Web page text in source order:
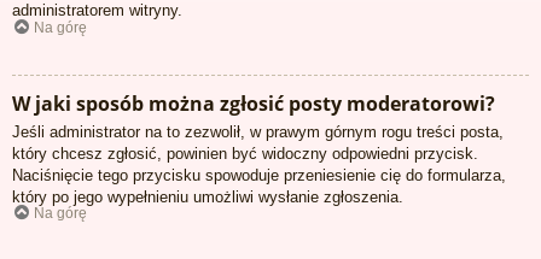
administratorem witryny.
Na górę
W jaki sposób można zgłosić posty moderatorowi?
Jeśli administrator na to zezwolił, w prawym górnym rogu treści posta,
który chcesz zgłosić, powinien być widoczny odpowiedni przycisk.
Naciśnięcie tego przycisku spowoduje przeniesienie cię do formularza,
który po jego wypełnieniu umożliwi wysłanie zgłoszenia.
Na górę